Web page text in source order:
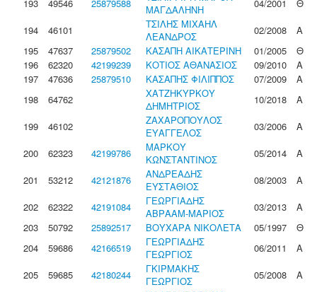
193 49546 25879588
ΜΑΓΔΑΛΗΝΗ
04/2001
Θ
194
46101
ΤΣΙΛΗΣ ΜΙΧΑΗΛ
ΛΕΑΝΔΡΟΣ
02/2008
Α
195
47637 25879502 ΚΑΣΑΠΗ ΑΙΚΑΤΕΡΙΝΗ 01/2005
Θ
196
62320 42199239 ΚΟΤΙΟΣ ΑΘΑΝΑΣΙΟΣ 09/2010
Α
197
47636 25879510 ΚΑΣΑΠΗΣ ΦΙΛΙΠΠΟΣ 07/2009
Α
198
64762
ΧΑΤΖΗΚΥΡΚΟΥ
ΔΗΜΗΤΡΙΟΣ
10/2018
Α
199
46102
ΖΑΧΑΡΟΠΟΥΛΟΣ
ΕΥΑΓΓΕΛΟΣ
03/2006
Α
200
62323 42199786
ΜΑΡΚΟΥ
ΚΩΝΣΤΑΝΤΙΝΟΣ
05/2014
Α
201
53212 42121876
ΑΝΔΡΕΑΔΗΣ
ΕΥΣΤΑΘΙΟΣ
08/2003
Α
202
62322 42191084
ΓΕΩΡΓΙΑΔΗΣ
ΑΒΡΑΑΜ-ΜΑΡΙΟΣ
03/2013
Α
203
50792 25892517 ΒΟΥΧΑΡΑ ΝΙΚΟΛΕΤΑ 05/1997
Θ
204
59686 42166519
ΓΕΩΡΓΙΑΔΗΣ
ΓΕΩΡΓΙΟΣ
06/2011
Α
205
59685 42180244
ΓΚΙΡΜΑΚΗΣ
ΓΕΩΡΓΙΟΣ
05/2008
Α